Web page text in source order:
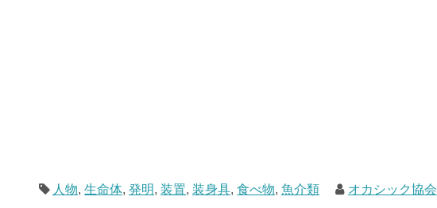
人物,生命体,発明,装置,装身具,食べ物,魚介類 オカシック協会